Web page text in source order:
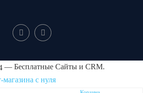
— Бесплатные Сайты и CRM.
с нуля